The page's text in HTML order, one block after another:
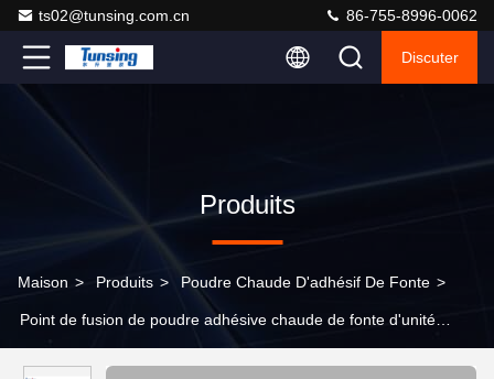
ts02@tunsing.com.cn 86-755-8996-0062
Discuter
Produits
Maison > Produits > Poudre Chaude D'adhésif De Fonte >
Point de fusion de poudre adhésive chaude de fonte d'unité